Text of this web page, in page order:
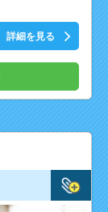
詳細を見る